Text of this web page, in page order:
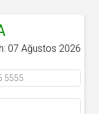
07 Ağustos 2026